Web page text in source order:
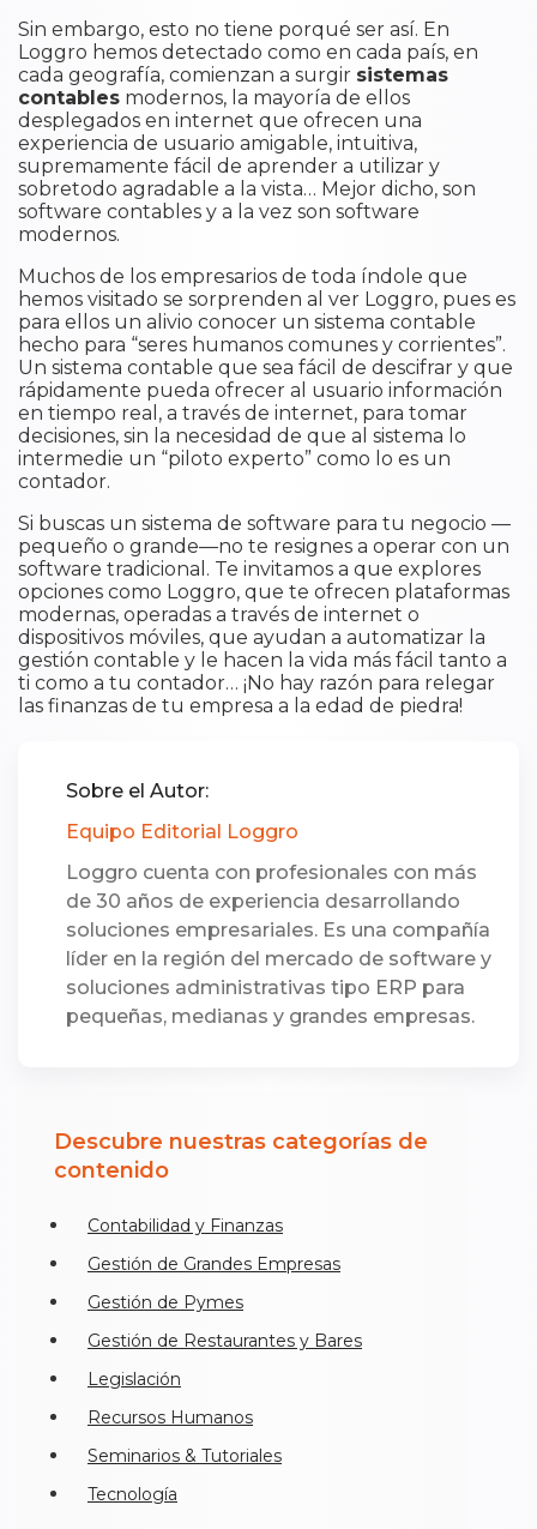
Sin embargo, esto no tiene porqué ser así. En
Loggro hemos detectado como en cada país, en
cada geografía, comienzan a surgir sistemas
contables modernos, la mayoría de ellos
desplegados en internet que ofrecen una
experiencia de usuario amigable, intuitiva,
supremamente fácil de aprender a utilizar y
sobretodo agradable a la vista… Mejor dicho, son
software contables y a la vez son software
modernos.
Muchos de los empresarios de toda índole que
hemos visitado se sorprenden al ver Loggro, pues es
para ellos un alivio conocer un sistema contable
hecho para “seres humanos comunes y corrientes”.
Un sistema contable que sea fácil de descifrar y que
rápidamente pueda ofrecer al usuario información
en tiempo real, a través de internet, para tomar
decisiones, sin la necesidad de que al sistema lo
intermedie un “piloto experto” como lo es un
contador.
Si buscas un sistema de software para tu negocio —
pequeño o grande—no te resignes a operar con un
software tradicional. Te invitamos a que explores
opciones como Loggro, que te ofrecen plataformas
modernas, operadas a través de internet o
dispositivos móviles, que ayudan a automatizar la
gestión contable y le hacen la vida más fácil tanto a
ti como a tu contador… ¡No hay razón para relegar
las finanzas de tu empresa a la edad de piedra!
Sobre el Autor:
Equipo Editorial Loggro
Loggro cuenta con profesionales con más
de 30 años de experiencia desarrollando
soluciones empresariales. Es una compañía
líder en la región del mercado de software y
soluciones administrativas tipo ERP para
pequeñas, medianas y grandes empresas.
Descubre nuestras categorías de
contenido
Contabilidad y Finanzas
Gestión de Grandes Empresas
Gestión de Pymes
Gestión de Restaurantes y Bares
Legislación
Recursos Humanos
Seminarios & Tutoriales
Tecnología